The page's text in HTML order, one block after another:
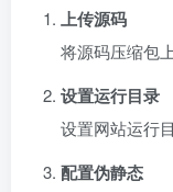
上传源码
将源码压缩包
设置运行目录
设置网站运行
配置伪静态